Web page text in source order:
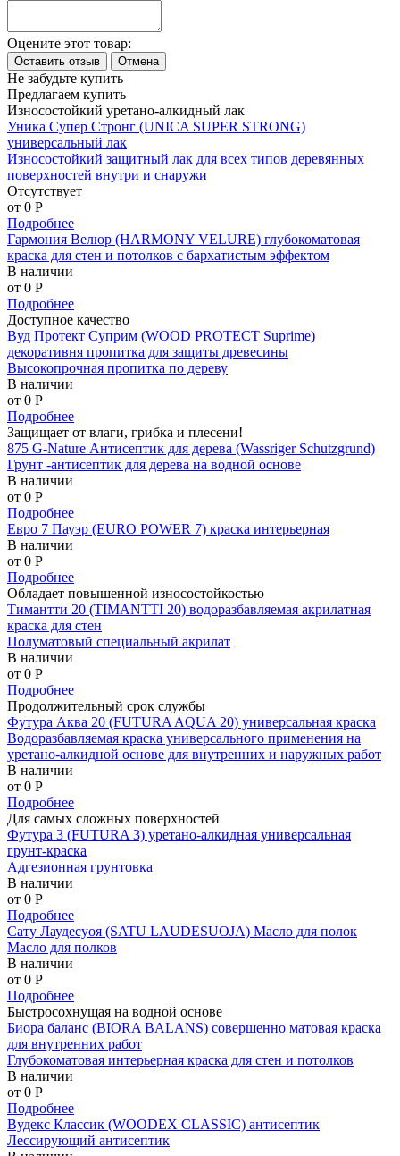
Оцените этот товар:
Не забудьте купить
Предлагаем купить
Износостойкий уретано-алкидный лак
Уника Супер Стронг (UNICA SUPER STRONG)
универсальный лак
Износостойкий защитный лак для всех типов деревянных
поверхностей внутри и снаружи
Отсутствует
от 0 P
Подробнее
Гармония Велюр (HARMONY VELURE) глубокоматовая
краска для стен и потолков с бархатистым эффектом
В наличии
от 0 P
Подробнее
Доступное качество
Вуд Протект Суприм (WOOD PROTECT Suprime)
декоративня пропитка для защиты древесины
Высокопрочная пропитка по дереву
В наличии
от 0 P
Подробнее
Защищает от влаги, грибка и плесени!
875 G-Nature Антисептик для дерева (Wassriger Schutzgrund)
Грунт -антисептик для дерева на водной основе
В наличии
от 0 P
Подробнее
Евро 7 Пауэр (EURO POWER 7) краска интерьерная
В наличии
от 0 P
Подробнее
Обладает повышенной износостойкостью
Тимантти 20 (TIMANTTI 20) водоразбавляемая акрилатная
краска для стен
Полуматовый специальный акрилат
В наличии
от 0 P
Подробнее
Продолжительный срок службы
Футура Аква 20 (FUTURA AQUA 20) универсальная краска
Водоразбавляемая краска универсального применения на
уретано-алкидной основе для внутренних и наружных работ
В наличии
от 0 P
Подробнее
Для самых сложных поверхностей
Футура 3 (FUTURA 3) уретано-алкидная универсальная
грунт-краска
Адгезионная грунтовка
В наличии
от 0 P
Подробнее
Сату Лаудесуоя (SATU LAUDESUOJA) Масло для полок
Масло для полков
В наличии
от 0 P
Подробнее
Быстросохнущая на водной основе
Биора баланс (BIORA BALANS) совершенно матовая краска
для внутренних работ
Глубокоматовая интерьерная краска для стен и потолков
В наличии
от 0 P
Подробнее
Вудекс Классик (WOODEX CLASSIC) антисептик
Лессирующий антисептик